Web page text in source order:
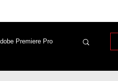
Premiere Pro